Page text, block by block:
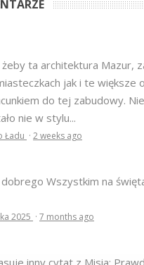
Wszystkim na święta
2025 7 months ago
inny cytat z Misia:
drogich, słomianych
- Kurek Mazurski